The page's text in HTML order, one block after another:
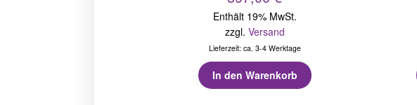
Enthält 19% MwSt.
zzgl. Versand
Lieferzeit: ca. 3-4 Werktage
In den Warenkorb